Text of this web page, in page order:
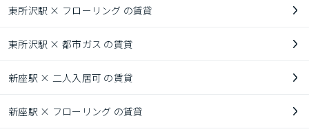
東所沢駅 × フローリング の賃貸
東所沢駅 × 都市ガス の賃貸
新座駅 × 二人入居可 の賃貸
新座駅 × フローリング の賃貸